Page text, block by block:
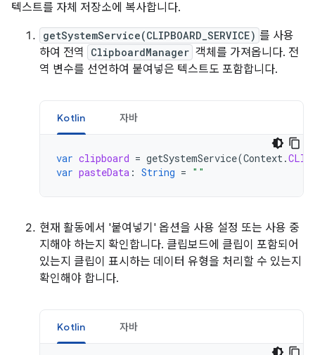
텍스트를 자체 저장소에 복사합니다.
getSystemService(CLIPBOARD_SERVICE) 를 사용
하여 전역
ClipboardManager 객체를 가져옵니다. 전
역 변수를 선언하여 붙여넣은 텍스트도 포함합니다.
Kotlin 자바
var clipboard = getSystemService(Context.
var pasteData : String = ""
현재 활동에서 '붙여넣기' 옵션을 사용 설정 또는 사용 중
지해야 하는지 확인합니다. 클립보드에 클립이 포함되어
있는지 클립이 표시하는 데이터 유형을 처리할 수 있는지
확인해야 합니다.
Kotlin 자바